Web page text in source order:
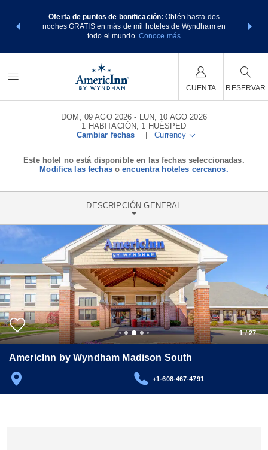
Wyndham
Oferta de puntos de bonificación:Obtén hasta dos
noches GRATIS en más de mil hoteles de Wyndham en
todo el mundo. Conoce más
de viaje
CUENTA RESERVAR
DOM, 09 AGO 2026
LUN, 10 AGO 2026
1 HABITACIÓN, 1 HUÉSPED
Cambiar fechas
Currency
Este hotel no está disponible en las fechas seleccionadas.
Modifica las fechasoencuentra hoteles cercanos.
DESCRIPCIÓN GENERAL
1/27
AmericInn by Wyndham Madison South
+1-608-467-4791